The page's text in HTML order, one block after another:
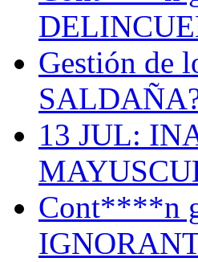
Gestión de
13 JUL:
Cont****n